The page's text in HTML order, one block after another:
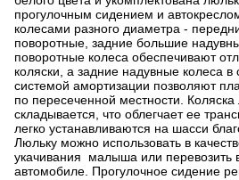
прогулочным сидением и
колесами разного диаметра -
поворотные, задние большие
поворотные колеса обеспечивают
коляски, а задние надувные колеса в
системой амортизации позволяют
по пересеченной местности. Коляска
складывается, что облегчает ее
легко устанавливаются на шасси
Люльку можно использовать в
укачивания малыша или перевозить
автомобиле. Прогулочное сидение